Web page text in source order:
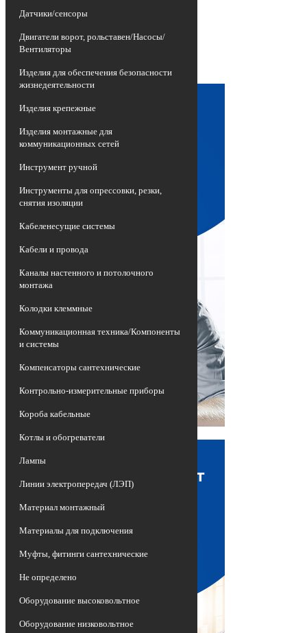
Датчики/сенсоры
Двигатели ворот, рольставен/Насосы/
Вентиляторы
Изделия для обеспечения безопасности
жизнедеятельности
Изделия крепежные
Изделия монтажные для
коммуникационных сетей
Инструмент ручной
Инструменты для опрессовки, резки,
снятия изоляции
Кабеленесущие системы
Кабели и провода
Каналы настенного и потолочного
монтажа
Колодки клеммные
Коммуникационная техника/Компоненты
и системы
Компенсаторы сантехнические
Контрольно-измерительные приборы
Короба кабельные
Котлы и обогреватели
Лампы
Линии электропередач (ЛЭП)
Материал монтажный
Материалы для подключения
Муфты, фитинги сантехнические
Не определено
Оборудование высоковольтное
Оборудование низковольтное
электропередач, представляющих собой
опасности, на более эффективные и
долговечные приспособления -
СИП.